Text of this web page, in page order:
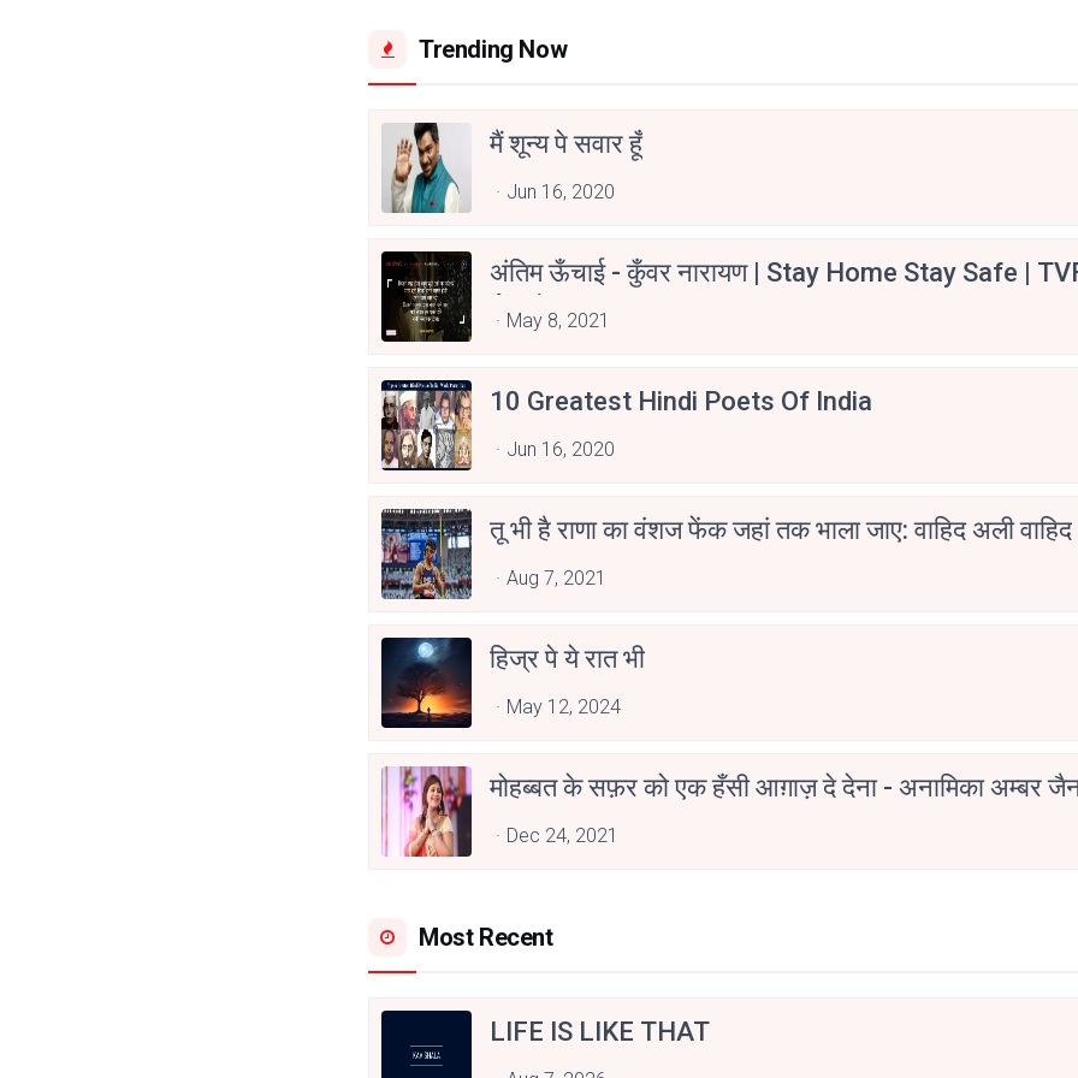
Trending Now
मैं शून्य पे सवार हूँ
Jun 16, 2020
अंतिम ऊँचाई - कुँवर नारायण | Stay Home Stay Safe |
Aspirants
May 8, 2021
10 Greatest Hindi Poets Of India
Jun 16, 2020
तू भी है राणा का वंशज फेंक जहां तक भाला जाए: वाहिद अली वाहिद
Aug 7, 2021
हिज्र पे ये रात भी
May 12, 2024
मोहब्बत के सफ़र को एक हँसी आग़ाज़ दे देना - अनामिका अम्बर
Dec 24, 2021
Most Recent
LIFE IS LIKE THAT